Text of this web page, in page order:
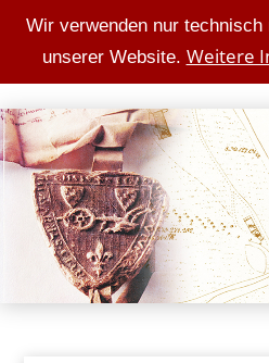
Wir verwenden nur technisch
unserer Website. Weitere